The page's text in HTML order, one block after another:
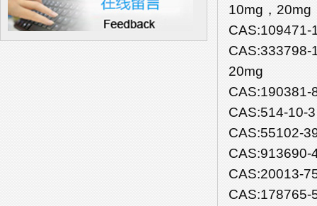
10mg，20mg
CAS:109471-
CAS:333798-
20mg
CAS:190381-
CAS:514-10-
CAS:55102-
CAS:913690-
CAS:20013-
CAS:178765-